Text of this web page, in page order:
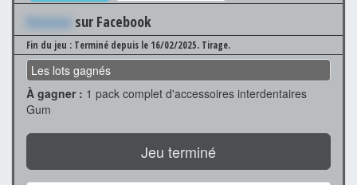
Xxxxxxx sur Facebook
Fin du jeu : Terminé depuis le 16/02/2025. Tirage.
Les lots gagnés
À gagner : 1 pack complet d'accessoires interdentaires
Gum
Jeu terminé